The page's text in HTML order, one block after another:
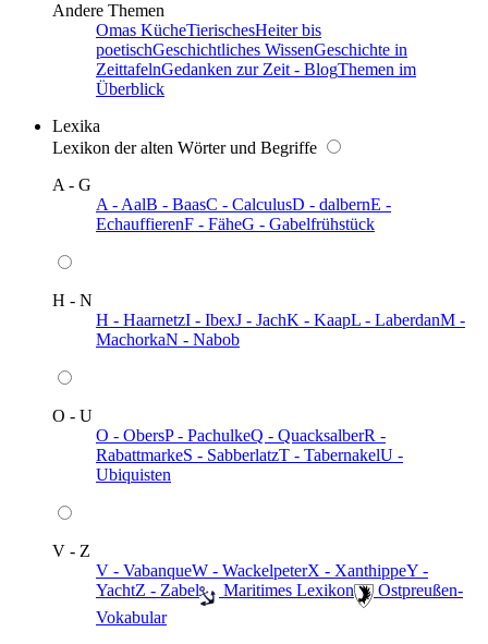
Andere Themen
Omas KücheTierischesHeiter bis
poetischGeschichtliches WissenGeschichte in
ZeittafelnGedanken zur Zeit - BlogThemen im
Überblick
Lexika
Lexikon der alten Wörter und Begriffe
A - G
A - AalB - BaasC - CalculusD - dalbernE -
EchauffierenF - FäheG - Gabelfrühstück
H - N
H - HaarnetzI - IbexJ - JachK - KaapL - LaberdanM -
MachorkaN - Nabob
O - U
O - ObersP - PachulkeQ - QuacksalberR -
RabattmarkeS - SabberlatzT - TabernakelU -
Ubiquisten
V - Z
V - VabanqueW - WackelpeterX - XanthippeY -
YachtZ - Zabel ️ Maritimes Lexikon
️ Ostpreußen-
Vokabular